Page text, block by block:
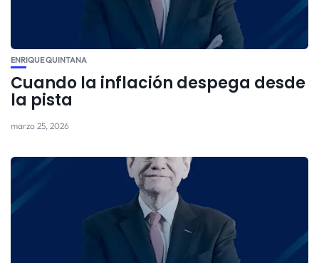
ENRIQUE QUINTANA
Cuando la inflación despega desde
la pista
marzo 25, 2026